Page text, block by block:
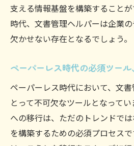
支える情報基盤を構築すること
時代、文書管理ヘルパーは企業
欠かせない存在となるでしょう。
ペーパーレス時代の必須ツー
ペーパーレス時代において、文
とって不可欠なツールとなって
への移行は、ただのトレンドで
を構築するための必須プロセス